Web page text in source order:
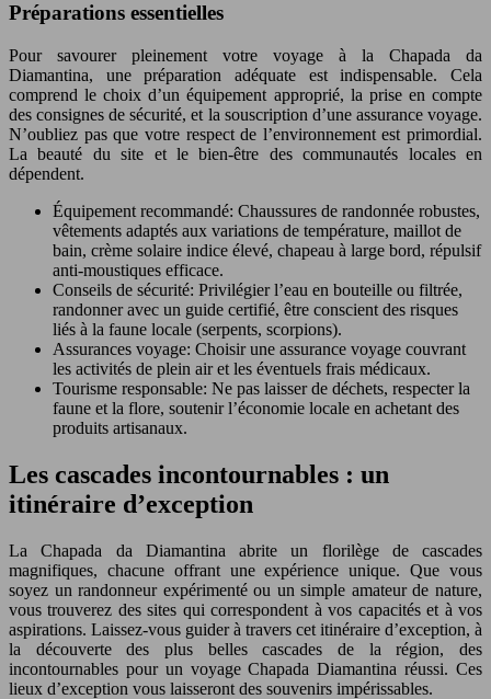
Préparations essentielles
Pour savourer pleinement votre voyage à la Chapada da
Diamantina, une préparation adéquate est indispensable. Cela
comprend le choix d’un équipement approprié, la prise en compte
des consignes de sécurité, et la souscription d’une assurance voyage.
N’oubliez pas que votre respect de l’environnement est primordial.
La beauté du site et le bien-être des communautés locales en
dépendent.
Équipement recommandé: Chaussures de randonnée robustes,
vêtements adaptés aux variations de température, maillot de
bain, crème solaire indice élevé, chapeau à large bord, répulsif
anti-moustiques efficace.
Conseils de sécurité: Privilégier l’eau en bouteille ou filtrée,
randonner avec un guide certifié, être conscient des risques
liés à la faune locale (serpents, scorpions).
Assurances voyage: Choisir une assurance voyage couvrant
les activités de plein air et les éventuels frais médicaux.
Tourisme responsable: Ne pas laisser de déchets, respecter la
faune et la flore, soutenir l’économie locale en achetant des
produits artisanaux.
Les cascades incontournables : un
itinéraire d’exception
La Chapada da Diamantina abrite un florilège de cascades
magnifiques, chacune offrant une expérience unique. Que vous
soyez un randonneur expérimenté ou un simple amateur de nature,
vous trouverez des sites qui correspondent à vos capacités et à vos
aspirations. Laissez-vous guider à travers cet itinéraire d’exception, à
la découverte des plus belles cascades de la région, des
incontournables pour un voyage Chapada Diamantina réussi. Ces
lieux d’exception vous laisseront des souvenirs impérissables.